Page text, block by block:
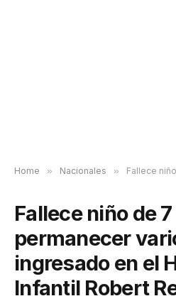
Home » Nacionales » Fallece niño de 7 años tras
Fallece niño de
permanecer
ingresado en el
Infantil Robert